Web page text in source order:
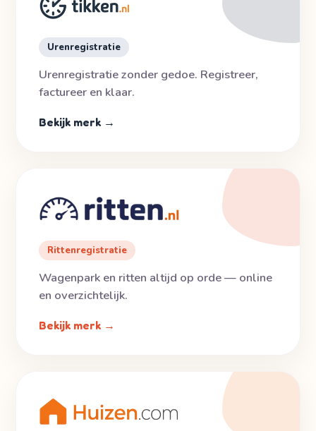
Urenregistratie
Urenregistratie zonder gedoe. Registreer,
factureer en klaar.
Bekijk merk →
Rittenregistratie
Wagenpark en ritten altijd op orde — online
en overzichtelijk.
Bekijk merk →